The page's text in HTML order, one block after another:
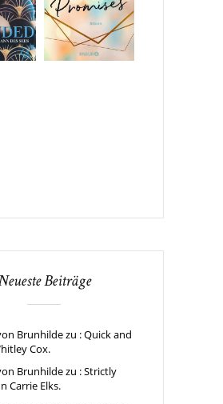
Beiträge
Brunhilde zu : Quick and
Cox.
Brunhilde zu : Strictly
Carrie Elks.